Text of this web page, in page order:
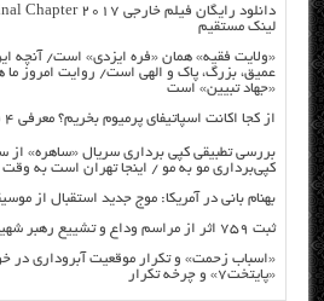
لینک مستقیم
«ولایت فقیه» همان «فره ایزدی» است/ آنچه
عمیق، بزرگ، پاک و الهی است/ روایت امروز
«جهاد تبیین» است
از کجا اکانت اسپاتیفای پرمیوم بخریم؟ معرفی ۴ فروشگاه معتبر ایرانی
بررسی تطبیقی کپی برداری سریال «ساهره» از
کپی‌برداری مو به مو / اینجا تهران است به
بهنام بانی در آمریکا: موج جدید استقبال از
ثبت ۷۵۹ اثر از مراسم وداع و تشییع رهبر شهید انقلاب
«اسباب زحمت» و تکرار موقعیت آبروداری در
«پایتخت۷» و چرخه تکرار